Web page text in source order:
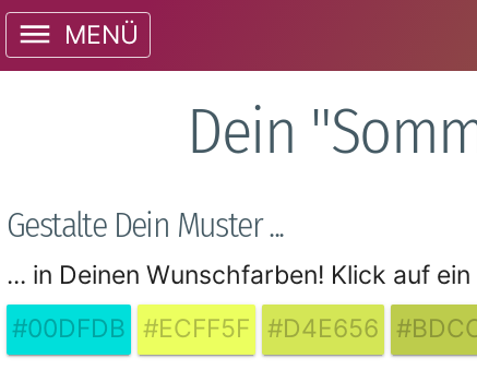
MENÜ
Dein
Gestalte Dein Muster ...
... in Deinen Wunschfarben! Klick auf
#00DFDB
#ECFF5F #D4E656